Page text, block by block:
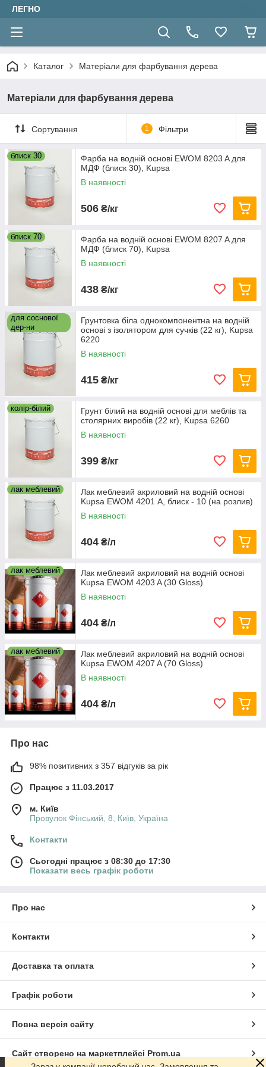
ЛЕГНО
Каталог Матеріали для фарбування дерева
Матеріали для фарбування дерева
Сортування 1 Фільтри
блиск 30
Фарба на водній основі EWOM 8203 A для
МДФ (блиск 30), Kupsa
В наявності
506 ₴/кг
блиск 70
Фарба на водній основі EWOM 8207 A для
МДФ (блиск 70), Kupsa
В наявності
438 ₴/кг
для соснової
дер-ни
Грунтовка біла однокомпонентна на водній
основі з ізолятором для сучків (22 кг), Kupsa
6220
В наявності
415 ₴/кг
колір-білий
Грунт білий на водній основі для меблів та
столярних виробів (22 кг), Kupsa 6260
В наявності
399 ₴/кг
лак меблевий
Лак меблевий акриловий на водній основі
Kupsa EWOM 4201 А, блиск - 10 (на розлив)
В наявності
404 ₴/л
лак меблевий
Лак меблевий акриловий на водній основі
Kupsa EWOM 4203 A (30 Gloss)
В наявності
404 ₴/л
лак меблевий
Лак меблевий акриловий на водній основі
Kupsa EWOM 4207 A (70 Gloss)
В наявності
404 ₴/л
Про нас
98% позитивних з 357 відгуків за рік
Працює з 11.03.2017
м. Київ
Провулок Фінський, 8, Київ, Україна
Контакти
Сьогодні працює з 08:30 до 17:30
Показати весь графік роботи
Про нас
Контакти
Доставка та оплата
Графік роботи
Повна версія сайту
Сайт створено на маркетплейсі Prom.ua